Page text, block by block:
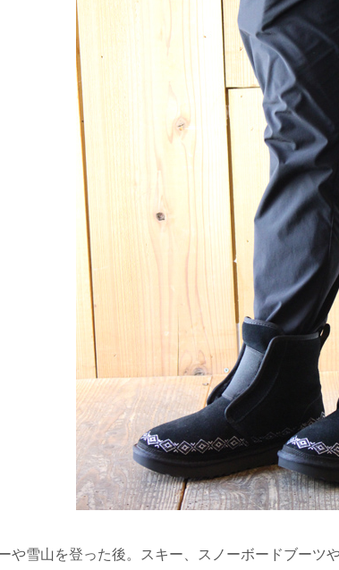
や雪山を登った後。スキー、スノーボードブーツ